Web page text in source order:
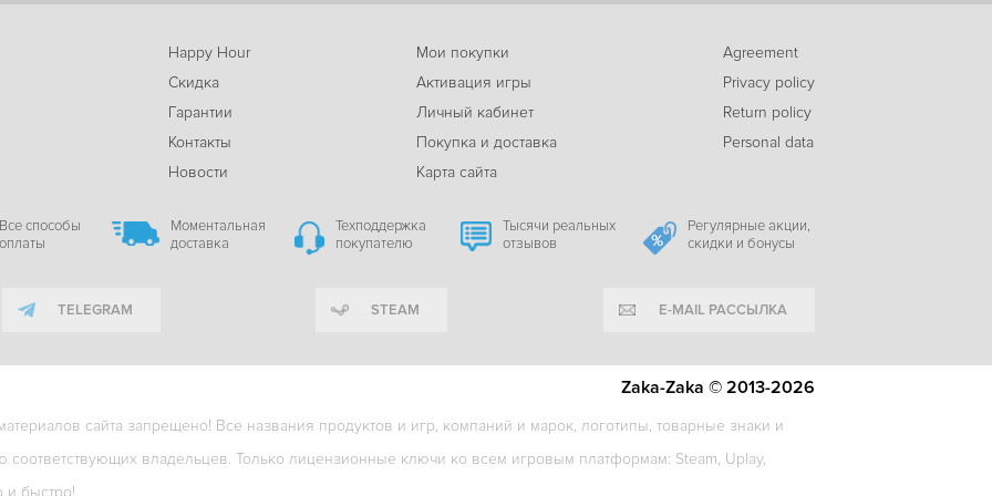
-68%
Total War : Attila
589c
239
-59%
Bootleg Steamer
389
Happy Hour
Скидка
Гарантии
Контакты
Новости
Мои покупки
Активация игры
Личный кабинет
Покупка и доставка
Карта сайта
Agreement
Privacy policy
Return policy
Personal data
способы
Моментальная
доставка
Техподдержка
покупателю
Тысячи реальных
отзывов
Регулярные акции,
скидки и бонусы
TELEGRAM STEAM E-MAIL РАССЫЛКА
сайта запрещено! Все названия продуктов и игр, компаний и марок, логотипы, товарные знаки и
соответствующих владельцев. Только лицензионные ключи ко всем игровым платформам: Steam, Uplay,
и быстро!
Zaka-Zaka © 2013-2026